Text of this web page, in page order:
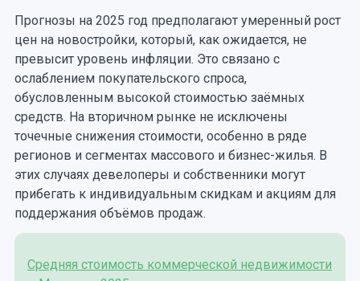
Прогнозы на 2025 год предполагают умеренный рост
цен на новостройки, который, как ожидается, не
превысит уровень инфляции. Это связано с
ослаблением покупательского спроса,
обусловленным высокой стоимостью заёмных
средств. На вторичном рынке не исключены
точечные снижения стоимости, особенно в ряде
регионов и сегментах массового и бизнес-жилья. В
этих случаях девелоперы и собственники могут
прибегать к индивидуальным скидкам и акциям для
поддержания объёмов продаж.
Средняя стоимость коммерческой недвижимости